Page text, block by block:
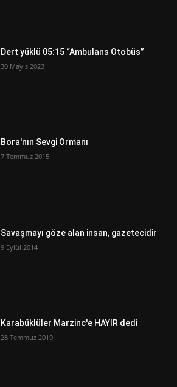
Dert yüklü 05:15 “Ambulans Otobüs”
30 Mayıs 2023
Bora'nın Sevgi Ormanı
7 Temmuz 2015
Savaşmayı göze alan insan, gazetecidir
9 Eylül 2014
Karabüklüler Marzinc'e HAYIR dedi
28 Temmuz 2019